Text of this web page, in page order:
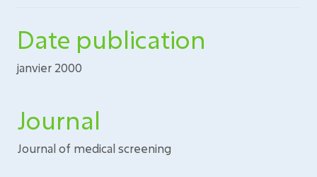
Date publication
janvier 2000
Journal
Journal of medical screening